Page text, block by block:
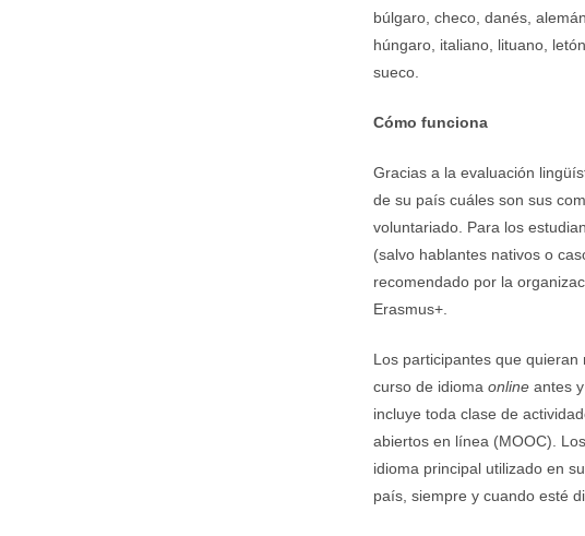
búlgaro, checo, danés,
húngaro, italiano, lituano,
sueco.
Cómo funciona
Gracias a la evaluación
de su país cuáles son sus
voluntariado. Para los
(salvo hablantes nativos o
recomendado por la
Erasmus+.
Los participantes que
curso de idioma online antes
incluye toda clase de
abiertos en línea (MOOC).
idioma principal utilizado en
país, siempre y cuando esté